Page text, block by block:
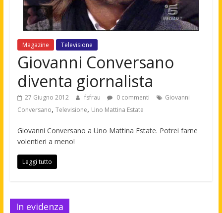
Magazine Televisione
Giovanni Conversano
diventa giornalista
27 Giugno 2012 fsfrau 0 commenti
Giovanni
Conversano, Televisione, Uno Mattina Estate
Giovanni Conversano a Uno Mattina Estate. Potrei farne
volentieri a meno!
Leggi tutto
In evidenza